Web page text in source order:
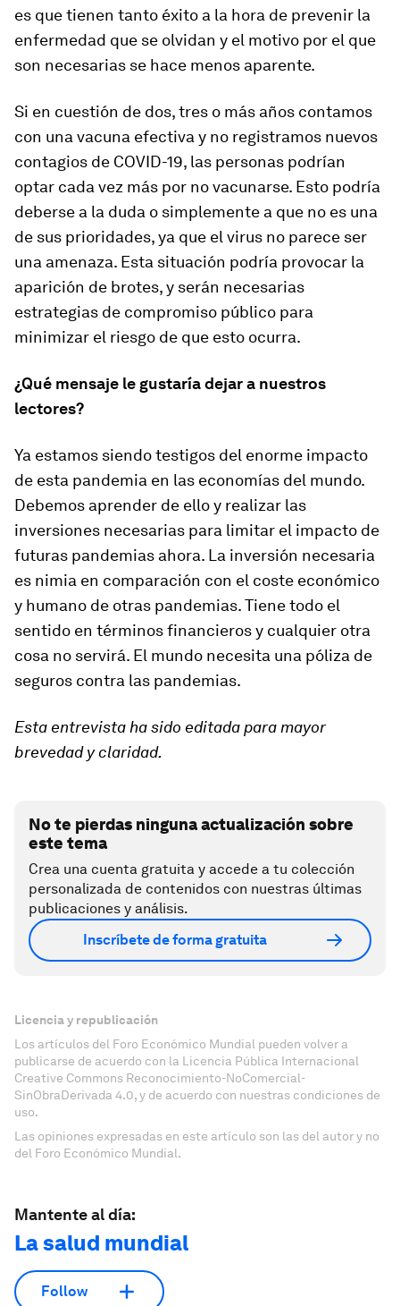
es que tienen tanto éxito a la hora de prevenir la
enfermedad que se olvidan y el motivo por el que
son necesarias se hace menos aparente.
Si en cuestión de dos, tres o más años contamos
con una vacuna efectiva y no registramos nuevos
contagios de COVID-19, las personas podrían
optar cada vez más por no vacunarse. Esto podría
deberse a la duda o simplemente a que no es una
de sus prioridades, ya que el virus no parece ser
una amenaza. Esta situación podría provocar la
aparición de brotes, y serán necesarias
estrategias de compromiso público para
minimizar el riesgo de que esto ocurra.
¿Qué mensaje le gustaría dejar a nuestros
lectores?
Ya estamos siendo testigos del enorme impacto
de esta pandemia en las economías del mundo.
Debemos aprender de ello y realizar las
inversiones necesarias para limitar el impacto de
futuras pandemias ahora. La inversión necesaria
es nimia en comparación con el coste económico
y humano de otras pandemias. Tiene todo el
sentido en términos financieros y cualquier otra
cosa no servirá. El mundo necesita una póliza de
seguros contra las pandemias.
Esta entrevista ha sido editada para mayor
brevedad y claridad.
No te pierdas ninguna actualización sobre
este tema
Crea una cuenta gratuita y accede a tu colección
personalizada de contenidos con nuestras últimas
publicaciones y análisis.
Inscríbete de forma gratuita
Licencia y republicación
Los artículos del Foro Económico Mundial pueden volver a
publicarse de acuerdo con la Licencia Pública Internacional
Creative Commons Reconocimiento-NoComercial-
SinObraDerivada 4.0, y de acuerdo con nuestras condiciones de
uso.
Las opiniones expresadas en este artículo son las del autor y no
del Foro Económico Mundial.
Mantente al día:
La salud mundial
Follow